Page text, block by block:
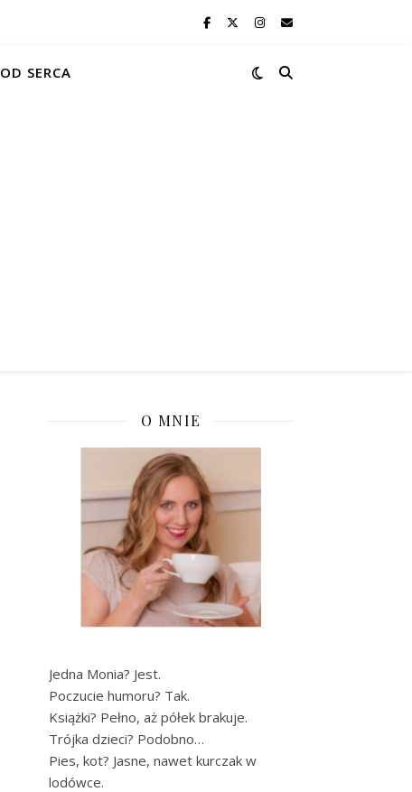
OD SERCA
O MNIE
Jedna Monia? Jest.
Poczucie humoru? Tak.
Książki? Pełno, aż półek brakuje.
Trójka dzieci? Podobno…
Pies, kot? Jasne, nawet kurczak w
lodówce.